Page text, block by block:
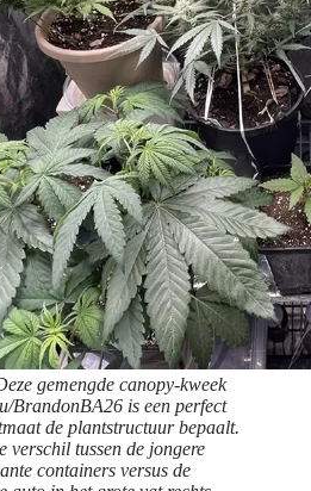
gemengde canopy-kweek
BrandonBA26 is een perfect
de plantstructuur bepaalt.
verschil tussen de jongere
containers versus de